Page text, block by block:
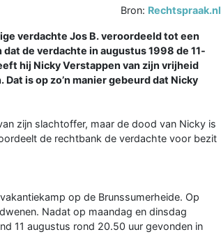
Bron: Rechtspraak.nl
verdachte Jos B. veroordeeld tot een
de verdachte in augustus 1998 de 11-
hij Nicky Verstappen van zijn vrijheid
is op zo’n manier gebeurd dat Nicky
zijn slachtoffer, maar de dood van Nicky is
de rechtbank de verdachte voor bezit
op de Brunssumerheide. Op
Nadat op maandag en dinsdag
11 augustus rond 20.50 uur gevonden in